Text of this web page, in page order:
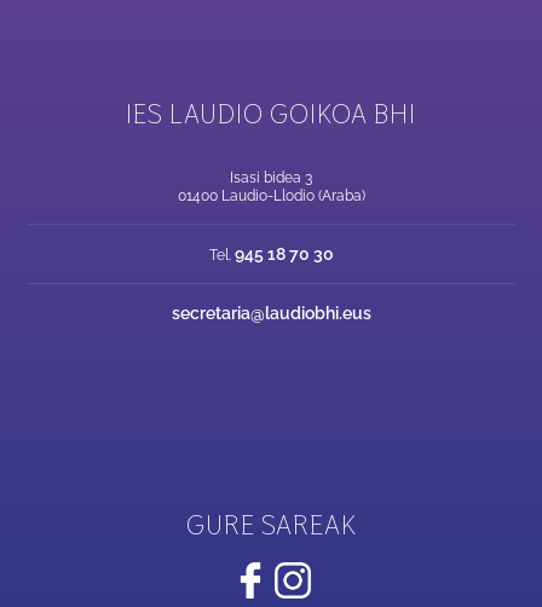
IES LAUDIO GOIKOA BHI
Isasi bidea 3
01400 Laudio-Llodio (Araba)
Tel. 945 18 70 30
secretaria@laudiobhi.eus
GURE SAREAK